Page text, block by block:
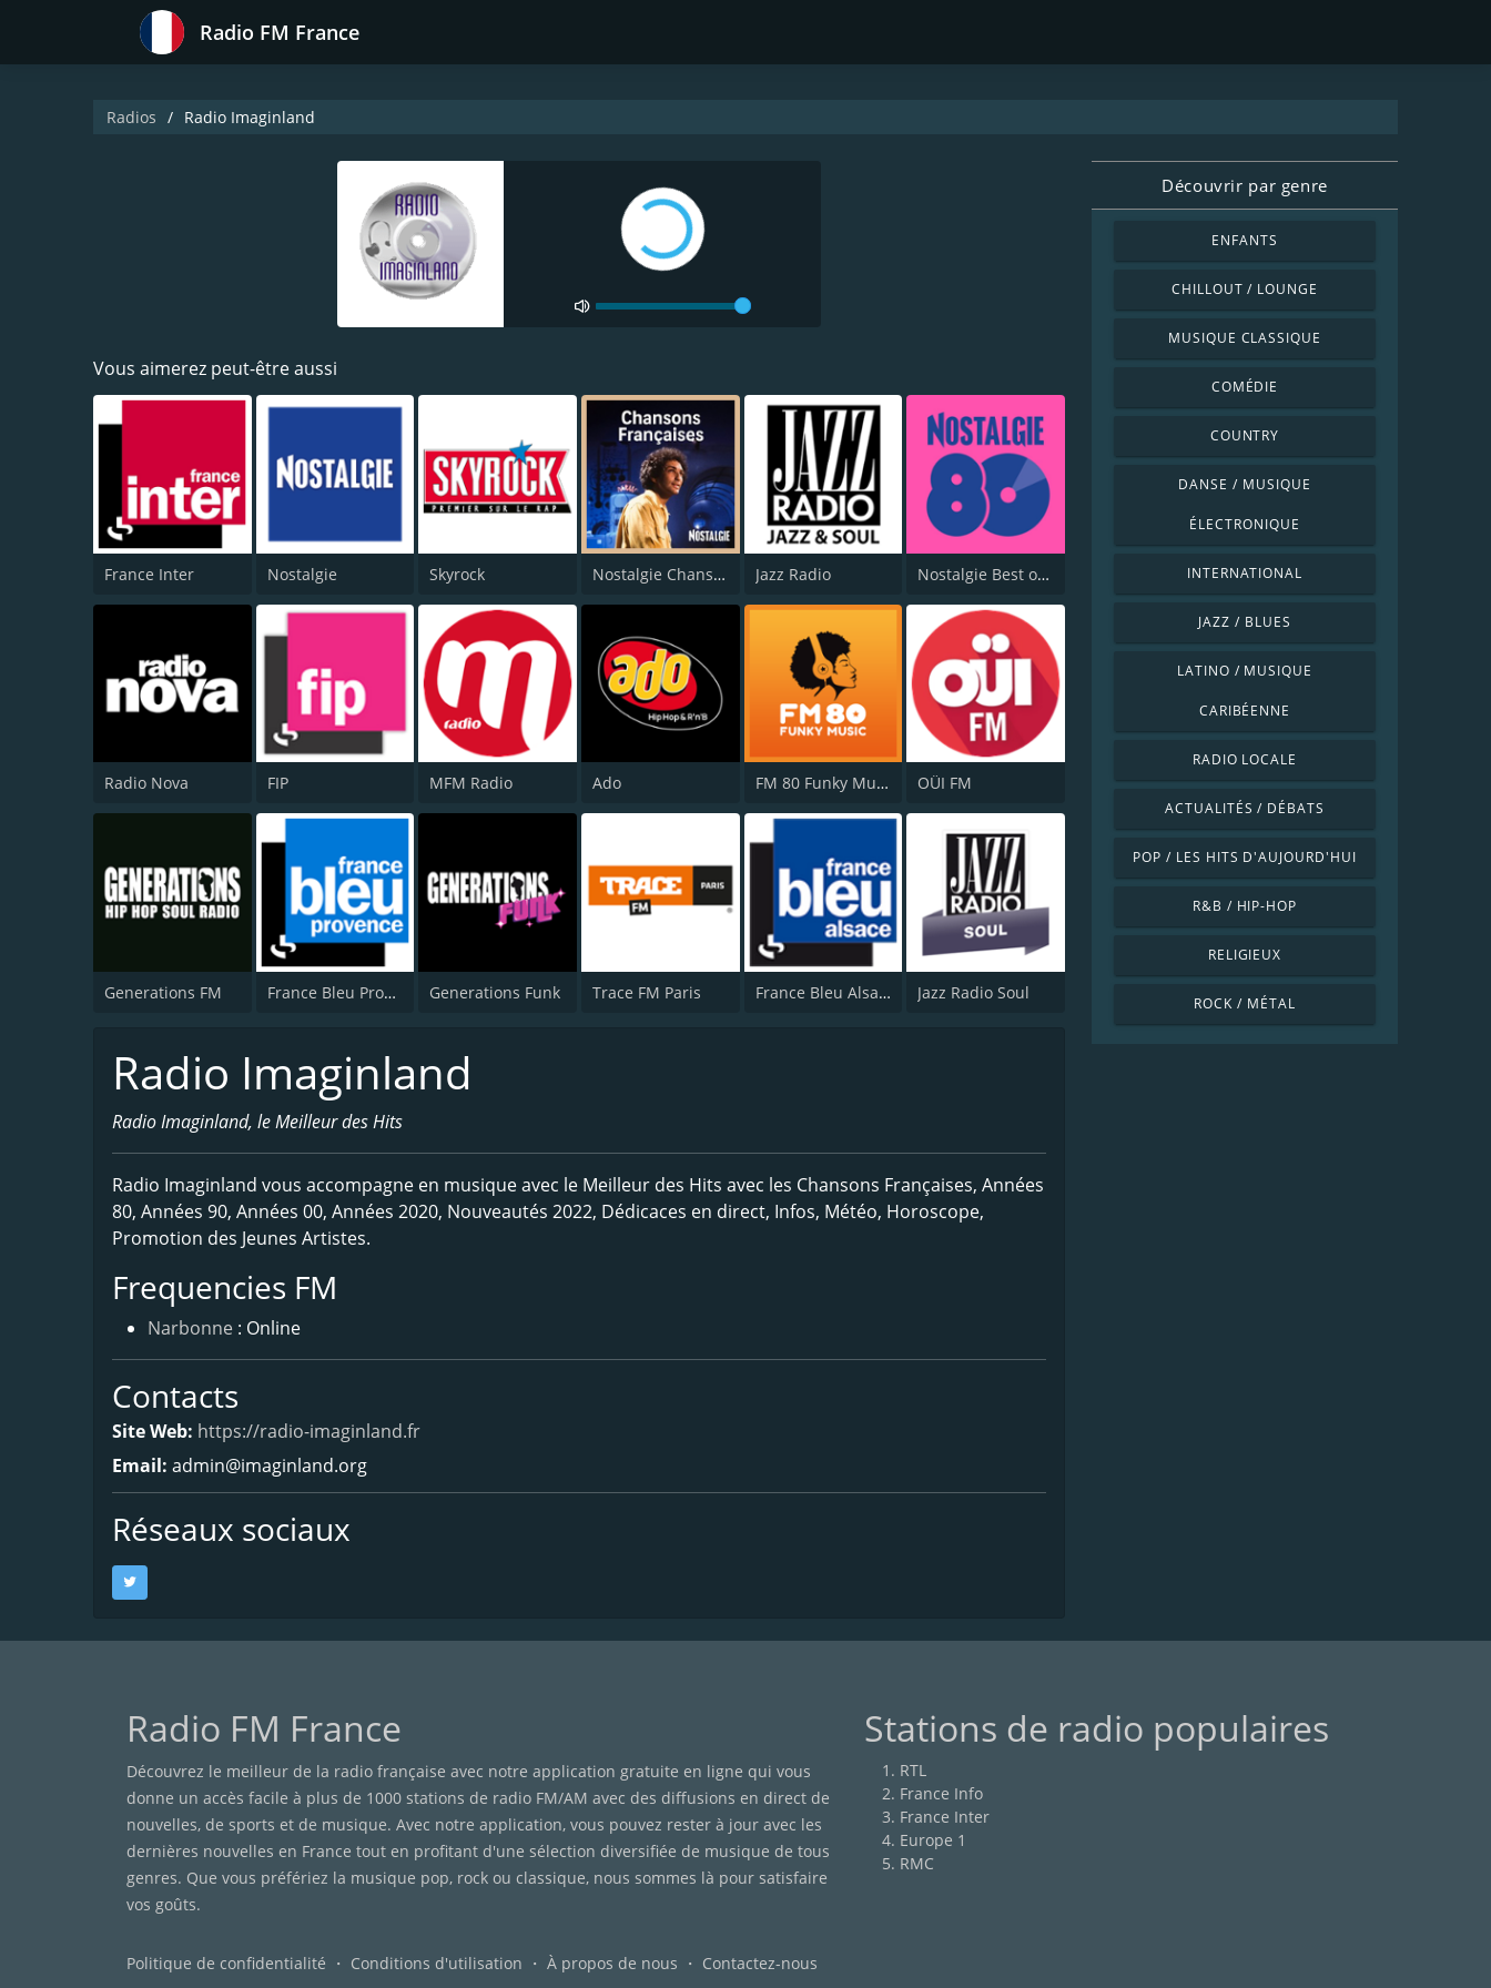
Radio FM France
Radios Radio Imaginland
Vous aimerez peut-être aussi
France Inter Nostalgie Skyrock Nostalgie Chansons Françaises Jazz Radio Nostalgie Best of 80s
Radio Nova FIP MFM Radio Ado FM 80 Funky Music OÜI FM
Generations FM France Bleu Provence Generations Funk Trace FM Paris France Bleu Alsace Jazz Radio Soul
Radio Imaginland
Radio Imaginland, le Meilleur des Hits
Radio Imaginland vous accompagne en musique avec le Meilleur des Hits avec les Chansons Françaises, Années
80, Années 90, Années 00, Années 2020, Nouveautés 2022, Dédicaces en direct, Infos, Météo, Horoscope,
Promotion des Jeunes Artistes.
Frequencies FM
Narbonne : Online
Contacts
Site Web: https://radio-imaginland.fr
Email: admin@imaginland.org
Réseaux sociaux
Découvrir par genre
ENFANTS
CHILLOUT / LOUNGE
MUSIQUE CLASSIQUE
COMÉDIE
COUNTRY
DANSE / MUSIQUE
ÉLECTRONIQUE
INTERNATIONAL
JAZZ / BLUES
LATINO / MUSIQUE
CARIBÉENNE
RADIO LOCALE
ACTUALITÉS / DÉBATS
POP / LES HITS D'AUJOURD'HUI
R&B / HIP-HOP
RELIGIEUX
ROCK / MÉTAL
Radio FM France
Découvrez le meilleur de la radio française avec notre application gratuite en ligne qui vous
donne un accès facile à plus de 1000 stations de radio FM/AM avec des diffusions en direct de
nouvelles, de sports et de musique. Avec notre application, vous pouvez rester à jour avec les
dernières nouvelles en France tout en profitant d'une sélection diversifiée de musique de tous
genres. Que vous préfériez la musique pop, rock ou classique, nous sommes là pour satisfaire
vos goûts.
Stations de radio populaires
RTL
France Info
France Inter
Europe 1
RMC
Politique de confidentialité ・ Conditions d'utilisation ・ À propos de nous ・ Contactez-nous